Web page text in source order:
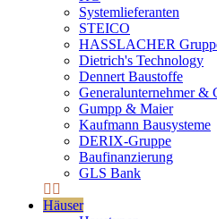
Systemlieferanten
STEICO
HASSLACHER
Dietrich's Technology
Dennert Baustoffe
Generalunternehmer &
Gumpp & Maier
Kaufmann Bausysteme
DERIX-Gruppe
Baufinanzierung
GLS Bank
Häuser